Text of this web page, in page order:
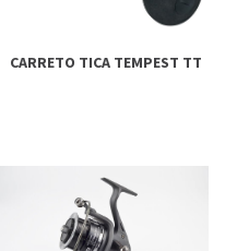
CARRETO TICA TEMPEST TT